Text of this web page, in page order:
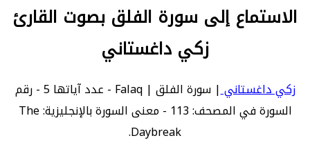
الاستماع إلى سورة الفلق بصوت القارئ
زكي داغستاني
زكي داغستاني
| سورة الفلق | Falaq - عدد آياتها 5 - رقم
السورة في المصحف: 113 - معنى السورة بالإنجليزية: The
Daybreak.